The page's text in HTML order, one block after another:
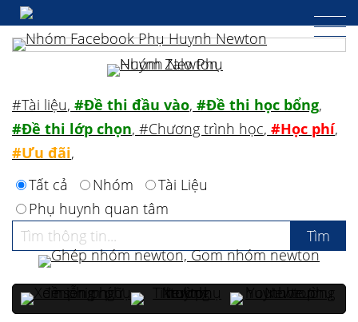
#Tài liệu, #Đề thi đầu vào, #Đề thi học bổng,
#Đề thi lớp chọn, #Chương trình học, #Học phí,
#Ưu đãi,
Tất cả
Nhóm
Tài Liệu
Phụ huynh quan tâm